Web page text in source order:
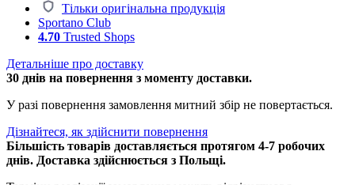
Тільки оригінальна продукція
Sportano Club
4.70 Trusted Shops
Детальніше про доставку
30 днів на повернення з моменту доставки.
У разі повернення замовлення митний збір не повертається.
Дізнайтеся, як здійснити повернення
Більшість товарів доставляється протягом 4-7 робочих
днів. Доставка здійснюється з Польщі.